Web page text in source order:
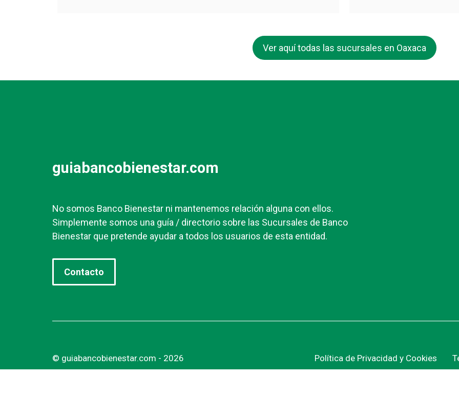
Ver aquí todas las sucursales en Oaxaca
guiabancobienestar.com
No somos Banco Bienestar ni mantenemos relación alguna con ellos.
Simplemente somos una guía / directorio sobre las Sucursales de Banco
Bienestar que pretende ayudar a todos los usuarios de esta entidad.
Contacto
© guiabancobienestar.com - 2026 Política de Privacidad y Cookies